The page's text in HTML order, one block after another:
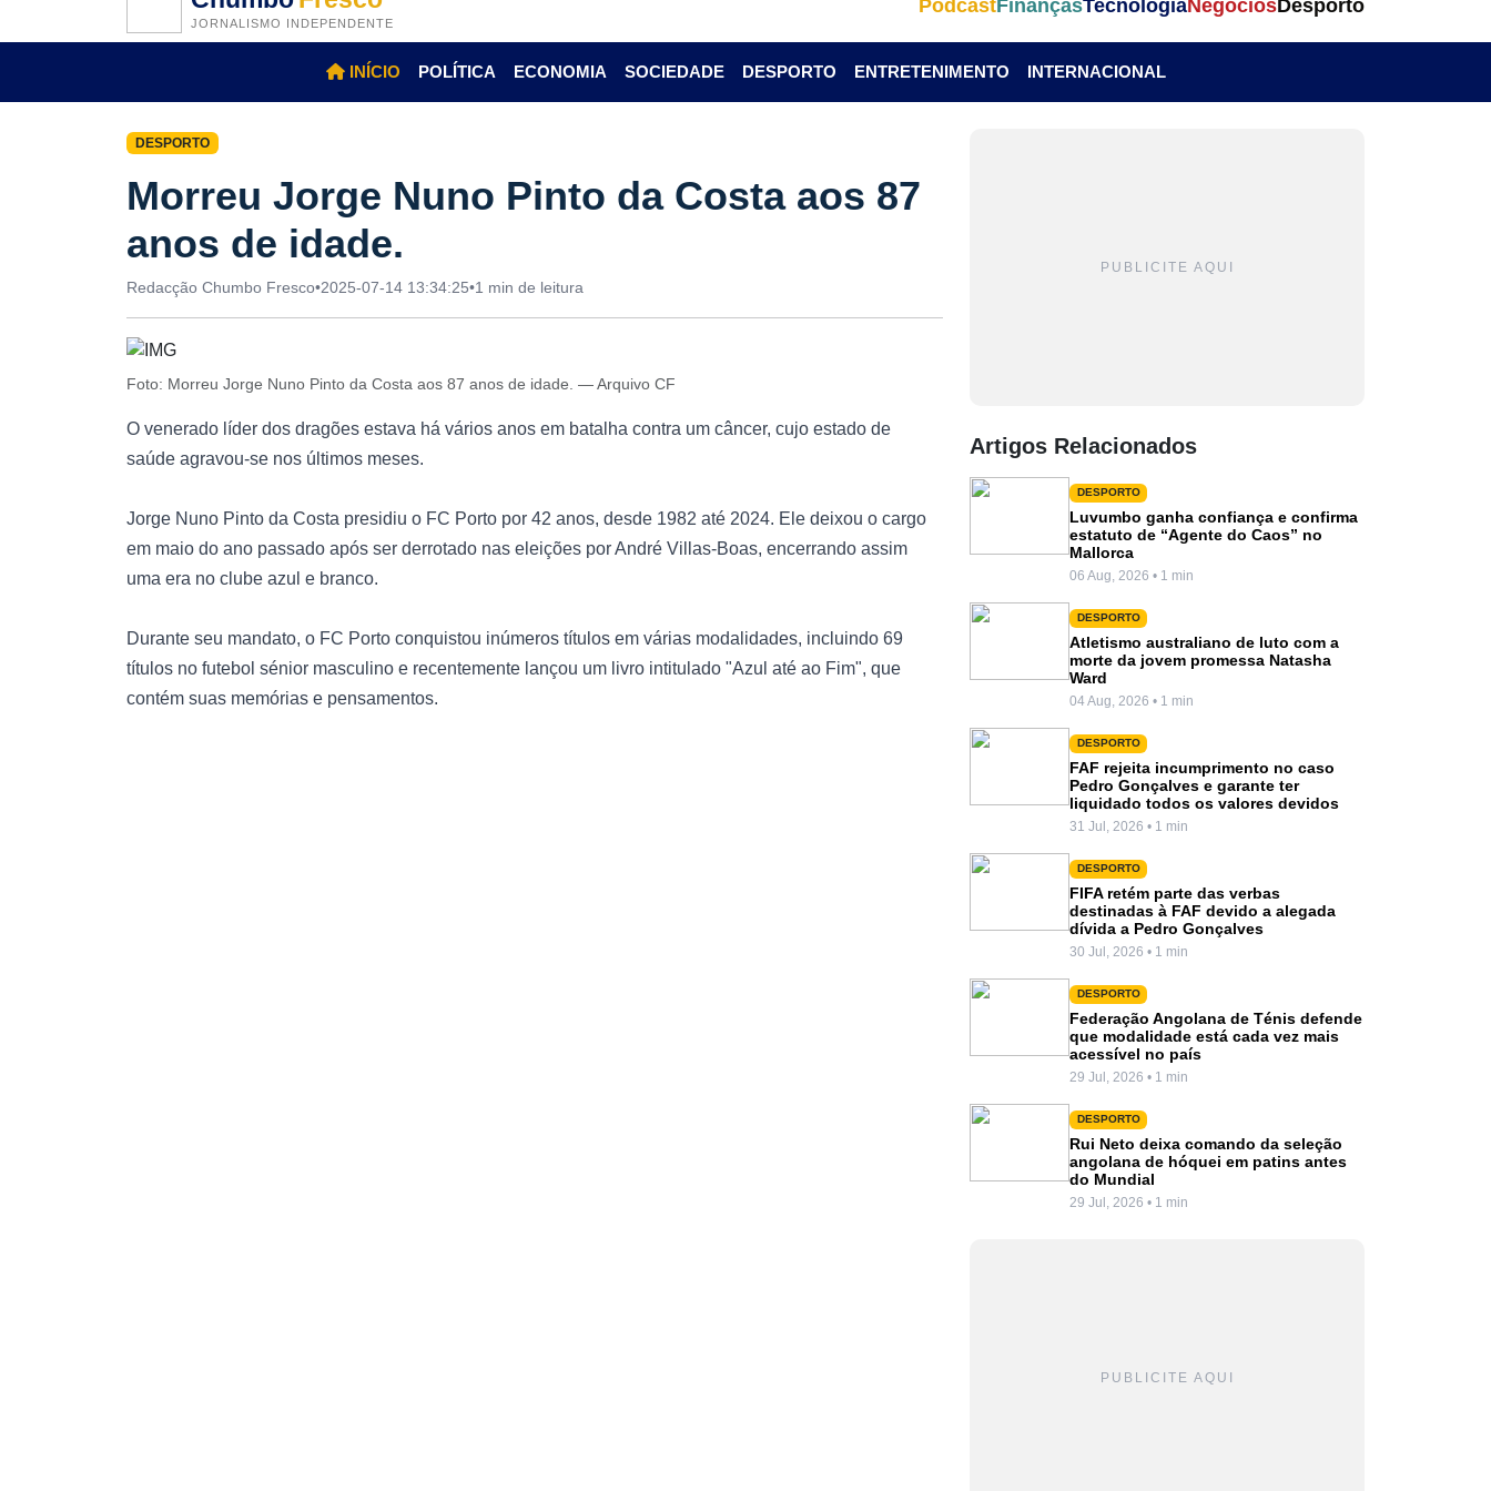
JORNALISMO INDEPENDENTE
PodcastFinançasTecnologiaNegóciosDesporto
INÍCIO POLÍTICA ECONOMIA SOCIEDADE DESPORTO ENTRETENIMENTO INTERNACIONAL
DESPORTO
Morreu Jorge Nuno Pinto da Costa aos 87
anos de idade.
Redacção Chumbo Fresco•2025-07-14 13:34:25•1 min de leitura
Foto: Morreu Jorge Nuno Pinto da Costa aos 87 anos de idade. — Arquivo CF
O venerado líder dos dragões estava há vários anos em batalha contra um câncer, cujo estado de
saúde agravou-se nos últimos meses.
Jorge Nuno Pinto da Costa presidiu o FC Porto por 42 anos, desde 1982 até 2024. Ele deixou o cargo
em maio do ano passado após ser derrotado nas eleições por André Villas-Boas, encerrando assim
uma era no clube azul e branco.
Durante seu mandato, o FC Porto conquistou inúmeros títulos em várias modalidades, incluindo 69
títulos no futebol sénior masculino e recentemente lançou um livro intitulado "Azul até ao Fim", que
contém suas memórias e pensamentos.
PUBLICITE AQUI
Artigos Relacionados
DESPORTO
Luvumbo ganha confiança e confirma
estatuto de “Agente do Caos” no
Mallorca
06 Aug, 2026 • 1 min
DESPORTO
Atletismo australiano de luto com a
morte da jovem promessa Natasha
Ward
04 Aug, 2026 • 1 min
DESPORTO
FAF rejeita incumprimento no caso
Pedro Gonçalves e garante ter
liquidado todos os valores devidos
31 Jul, 2026 • 1 min
DESPORTO
FIFA retém parte das verbas
destinadas à FAF devido a alegada
dívida a Pedro Gonçalves
30 Jul, 2026 • 1 min
DESPORTO
Federação Angolana de Ténis defende
que modalidade está cada vez mais
acessível no país
29 Jul, 2026 • 1 min
DESPORTO
Rui Neto deixa comando da seleção
angolana de hóquei em patins antes
do Mundial
29 Jul, 2026 • 1 min
PUBLICITE AQUI